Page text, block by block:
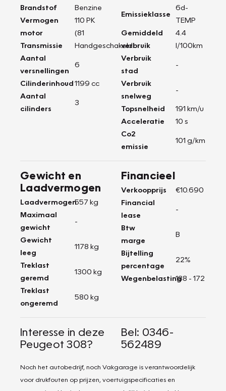
Brandstof
Benzine
Vermogen
motor
110 PK
(81
Transmissie
Handgeschakeld
Aantal
versnellingen
6
Cilinderinhoud1199 cc
Aantal
cilinders
3
Emissieklasse
6d-
TEMP
Gemiddeld
verbruik
4.4
l/100km
Verbruik
stad
-
Verbruik
snelweg
-
Topsnelheid
191 km/u
Acceleratie
10 s
Co2
emissie
101 g/km
Gewicht en
Laadvermogen
Laadvermogen557 kg
Maximaal
gewicht
-
Gewicht
leeg
1178 kg
Treklast
geremd
1300 kg
Treklast
ongeremd
580 kg
Financieel
Verkoopprijs
€10.690
Financial
lease
-
Btw
marge
B
Bijtelling
percentage
22%
Wegenbelasting188 - 172
Interesse in deze
Peugeot 308?
Bel: 0346-
562489
Noch het autobedrijf, noch Vakgarage is verantwoordelijk
voor drukfouten op prijzen, voertuigspecificaties en